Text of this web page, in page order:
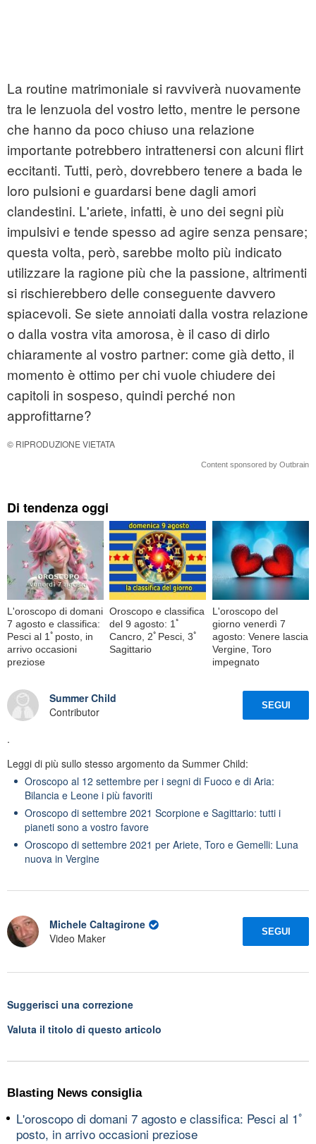
La routine matrimoniale si ravviverà nuovamente
tra le lenzuola del vostro letto, mentre le persone
che hanno da poco chiuso una relazione
importante potrebbero intrattenersi con alcuni flirt
eccitanti. Tutti, però, dovrebbero tenere a bada le
loro pulsioni e guardarsi bene dagli amori
clandestini. L'ariete, infatti, è uno dei segni più
impulsivi e tende spesso ad agire senza pensare;
questa volta, però, sarebbe molto più indicato
utilizzare la ragione più che la passione, altrimenti
si rischierebbero delle conseguente davvero
spiacevoli. Se siete annoiati dalla vostra relazione
o dalla vostra vita amorosa, è il caso di dirlo
chiaramente al vostro partner: come già detto, il
momento è ottimo per chi vuole chiudere dei
capitoli in sospeso, quindi perché non
approfittarne?
© RIPRODUZIONE VIETATA
Content sponsored by Outbrain
Di tendenza oggi
L'oroscopo di domani
7 agosto e classifica:
Pesci al 1ﾟposto, in
arrivo occasioni
preziose
Oroscopo e classifica
del 9 agosto: 1ﾟ
Cancro, 2ﾟPesci, 3ﾟ
Sagittario
L'oroscopo del
giorno venerdì 7
agosto: Venere lascia
Vergine, Toro
impegnato
Summer Child
Contributor
SEGUI
.
Leggi di più sullo stesso argomento da Summer Child:
Oroscopo al 12 settembre per i segni di Fuoco e di Aria:
Bilancia e Leone i più favoriti
Oroscopo di settembre 2021 Scorpione e Sagittario: tutti i
pianeti sono a vostro favore
Oroscopo di settembre 2021 per Ariete, Toro e Gemelli: Luna
nuova in Vergine
Michele Caltagirone
Video Maker
SEGUI
Suggerisci una correzione
Valuta il titolo di questo articolo
Blasting News consiglia
L'oroscopo di domani 7 agosto e classifica: Pesci al 1ﾟ
posto, in arrivo occasioni preziose